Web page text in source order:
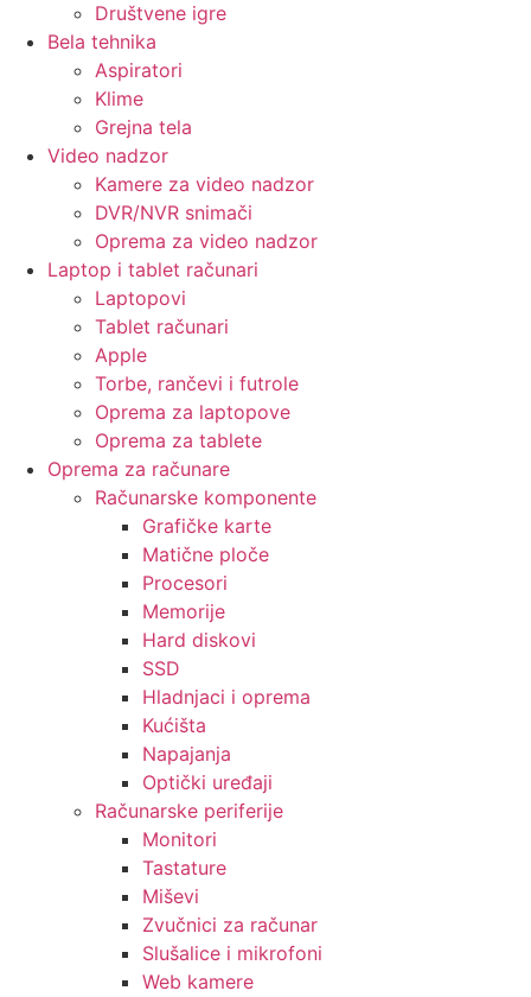
Društvene igre
Bela tehnika
Aspiratori
Klime
Grejna tela
Video nadzor
Kamere za video nadzor
DVR/NVR snimači
Oprema za video nadzor
Laptop i tablet računari
Laptopovi
Tablet računari
Apple
Torbe, rančevi i futrole
Oprema za laptopove
Oprema za tablete
Oprema za računare
Računarske komponente
Grafičke karte
Matične ploče
Procesori
Memorije
Hard diskovi
SSD
Hladnjaci i oprema
Kućišta
Napajanja
Optički uređaji
Računarske periferije
Monitori
Tastature
Miševi
Zvučnici za računar
Slušalice i mikrofoni
Web kamere